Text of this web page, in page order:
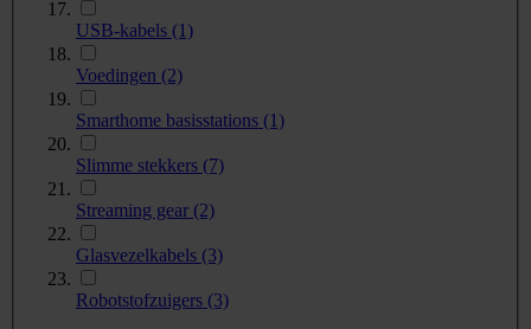
USB-kabels (1)
Voedingen (2)
Smarthome basisstations (1)
Slimme stekkers (7)
Streaming gear (2)
Glasvezelkabels (3)
Robotstofzuigers (3)